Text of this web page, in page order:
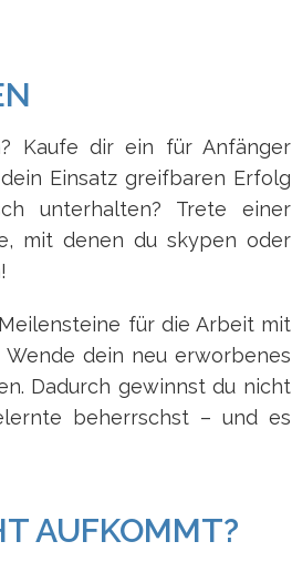
Kaufe dir ein für Anfänger
Einsatz greifbaren Erfolg
unterhalten? Trete einer
mit denen du skypen oder
für die Arbeit mit
dein neu erworbenes
Dadurch gewinnst du nicht
beherrschst – und es
AUFKOMMT?